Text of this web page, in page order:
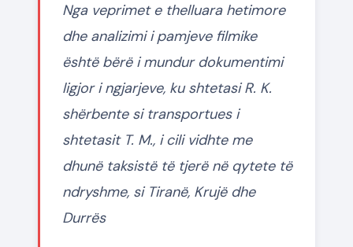
Nga veprimet e thelluara hetimore
dhe analizimi i pamjeve filmike
është bërë i mundur dokumentimi
ligjor i ngjarjeve, ku shtetasi R. K.
shërbente si transportues i
shtetasit T. M., i cili vidhte me
dhunë taksistë të tjerë në qytete të
ndryshme, si Tiranë, Krujë dhe
Durrës